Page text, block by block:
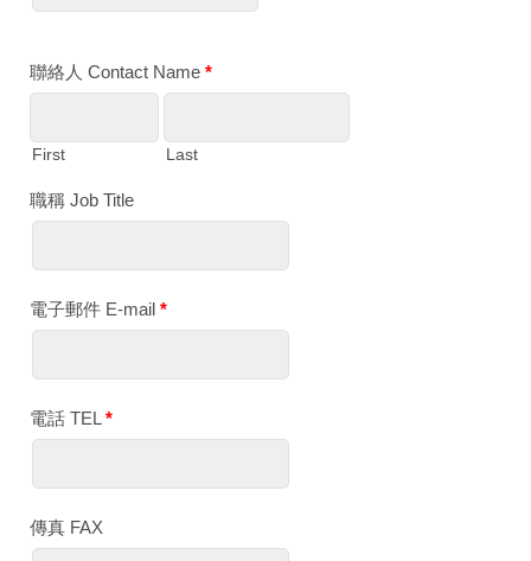
聯絡人 Contact Name *
First Last
職稱 Job Title
電子郵件 E-mail *
電話 TEL*
傳真 FAX